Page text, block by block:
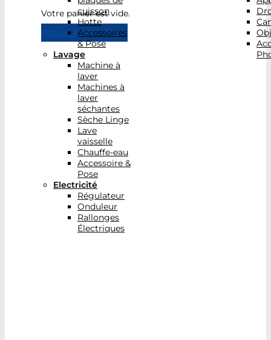
Votre panier est vide.
Retour à la boutique
cuisson
Hotte
Accessoires
& Pose
Lavage
Machine à
laver
Machines à
laver
séchantes
Sèche Linge
Lave
vaisselle
Chauffe-eau
Accessoire &
Pose
Electricité
Régulateur
Onduleur
Rallonges
Électriques